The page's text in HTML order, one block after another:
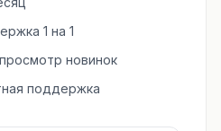
1 на 1
новинок
поддержка